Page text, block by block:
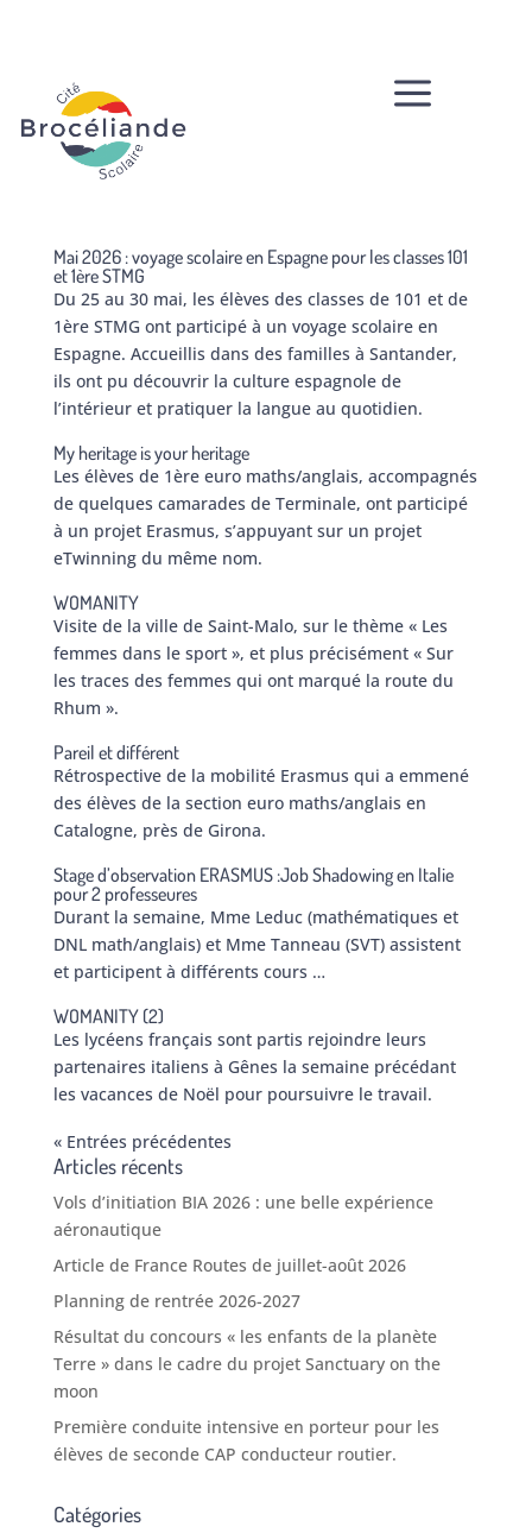
a
Mai 2026 : voyage scolaire en Espagne pour les classes 101
et 1ère STMG
Du 25 au 30 mai, les élèves des classes de 101 et de
1ère STMG ont participé à un voyage scolaire en
Espagne. Accueillis dans des familles à Santander,
ils ont pu découvrir la culture espagnole de
l’intérieur et pratiquer la langue au quotidien.
My heritage is your heritage
Les élèves de 1ère euro maths/anglais, accompagnés
de quelques camarades de Terminale, ont participé
à un projet Erasmus, s’appuyant sur un projet
eTwinning du même nom.
WOMANITY
Visite de la ville de Saint-Malo, sur le thème « Les
femmes dans le sport », et plus précisément « Sur
les traces des femmes qui ont marqué la route du
Rhum ».
Pareil et différent
Rétrospective de la mobilité Erasmus qui a emmené
des élèves de la section euro maths/anglais en
Catalogne, près de Girona.
Stage d’observation ERASMUS :Job Shadowing en Italie
pour 2 professeures
Durant la semaine, Mme Leduc (mathématiques et
DNL math/anglais) et Mme Tanneau (SVT) assistent
et participent à différents cours …
WOMANITY (2)
Les lycéens français sont partis rejoindre leurs
partenaires italiens à Gênes la semaine précédant
les vacances de Noël pour poursuivre le travail.
« Entrées précédentes
Articles récents
Vols d’initiation BIA 2026 : une belle expérience
aéronautique
Article de France Routes de juillet-août 2026
Planning de rentrée 2026-2027
Résultat du concours « les enfants de la planète
Terre » dans le cadre du projet Sanctuary on the
moon
Première conduite intensive en porteur pour les
élèves de seconde CAP conducteur routier.
Catégories